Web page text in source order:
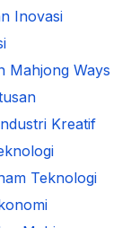
Inovasi
Mahjong Ways
Kreatif
Teknologi